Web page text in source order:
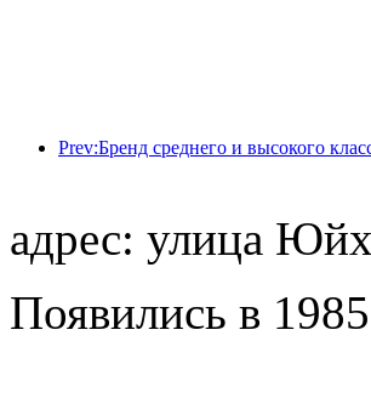
адрес: улица
Появились в